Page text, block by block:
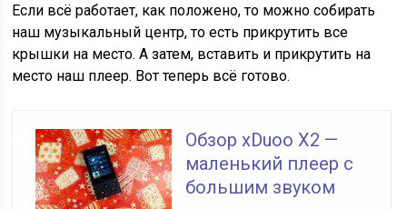
Если всё работает, как положено, то можно собирать
наш музыкальный центр, то есть прикрутить все
крышки на место. А затем, вставить и прикрутить на
место наш плеер. Вот теперь всё готово.
Обзор xDuoo X2 —
маленький плеер с
большим звуком